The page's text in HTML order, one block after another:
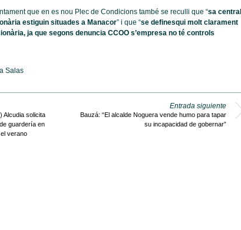
que en es nou Plec de Condicions també se reculli que “sa central
estiguin situades a Manacor” i que “se definesqui molt clarament
ja que segons denuncia CCOO s’empresa no té controls
Salas
Alcudia solicita
guardería en
verano
Entrada siguiente
Bauzá: “El alcalde Noguera vende humo para tapar
su incapacidad de gobernar”